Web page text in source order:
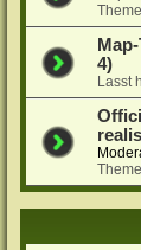
4)
Lasst